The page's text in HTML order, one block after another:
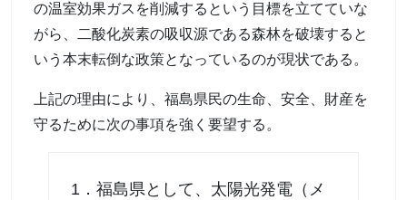
の温室効果ガスを削減するという目標を立てていな
がら、二酸化炭素の吸収源である森林を破壊すると
いう本末転倒な政策となっているのが現状である。
上記の理由により、福島県民の生命、安全、財産を
守るために次の事項を強く要望する。
1．福島県として、太陽光発電（メ